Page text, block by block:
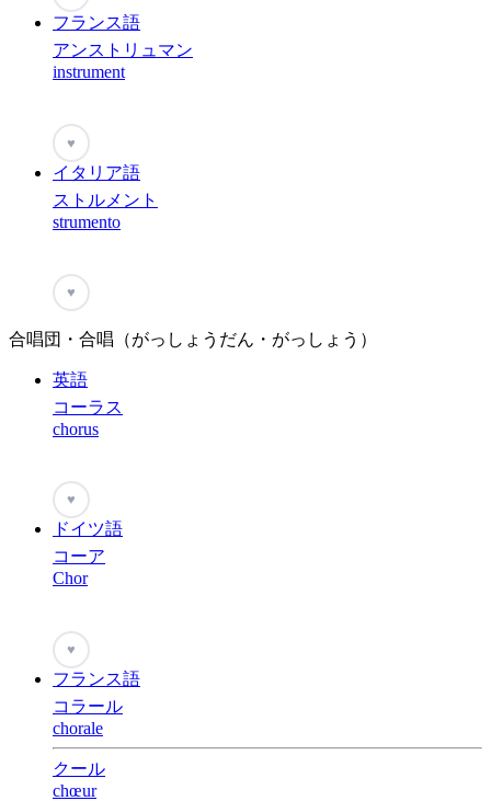
フランス語
アンストリュマン
instrument
♥
イタリア語
ストルメント
strumento
♥
合唱団・合唱（がっしょうだん・がっしょう）
英語
コーラス
chorus
♥
ドイツ語
コーア
Chor
♥
フランス語
コラール
chorale
クール
chœur